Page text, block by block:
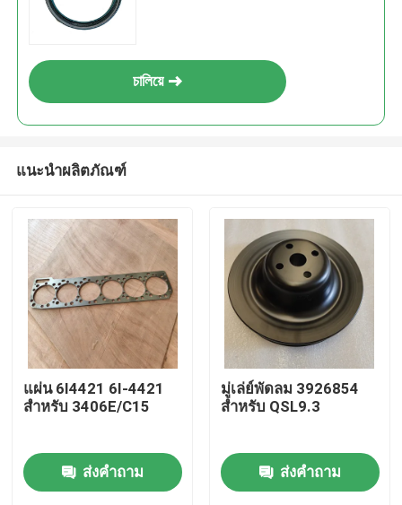
চালিয়ে
แนะนำผลิตภัณฑ์
แผ่น 6I4421 6I-4421
สําหรับ 3406E/C15
ส่งคำถาม
มู่เล่ย์พัดลม 3926854
สำหรับ QSL9.3
ส่งคำถาม